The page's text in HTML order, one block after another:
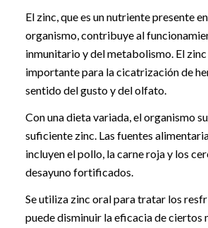
El zinc, que es un nutriente presente
organismo, contribuye al
inmunitario y del metabolismo. El
importante para la cicatrización de
sentido del gusto y del olfato.
Con una dieta variada, el organismo
suficiente zinc. Las fuentes
incluyen el pollo, la carne roja y los
desayuno fortificados.
Se utiliza zinc oral para tratar los
puede disminuir la eficacia de ciertos